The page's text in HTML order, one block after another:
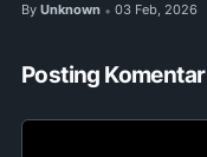
By Unknown • 03 Feb, 2026
Posting Komentar